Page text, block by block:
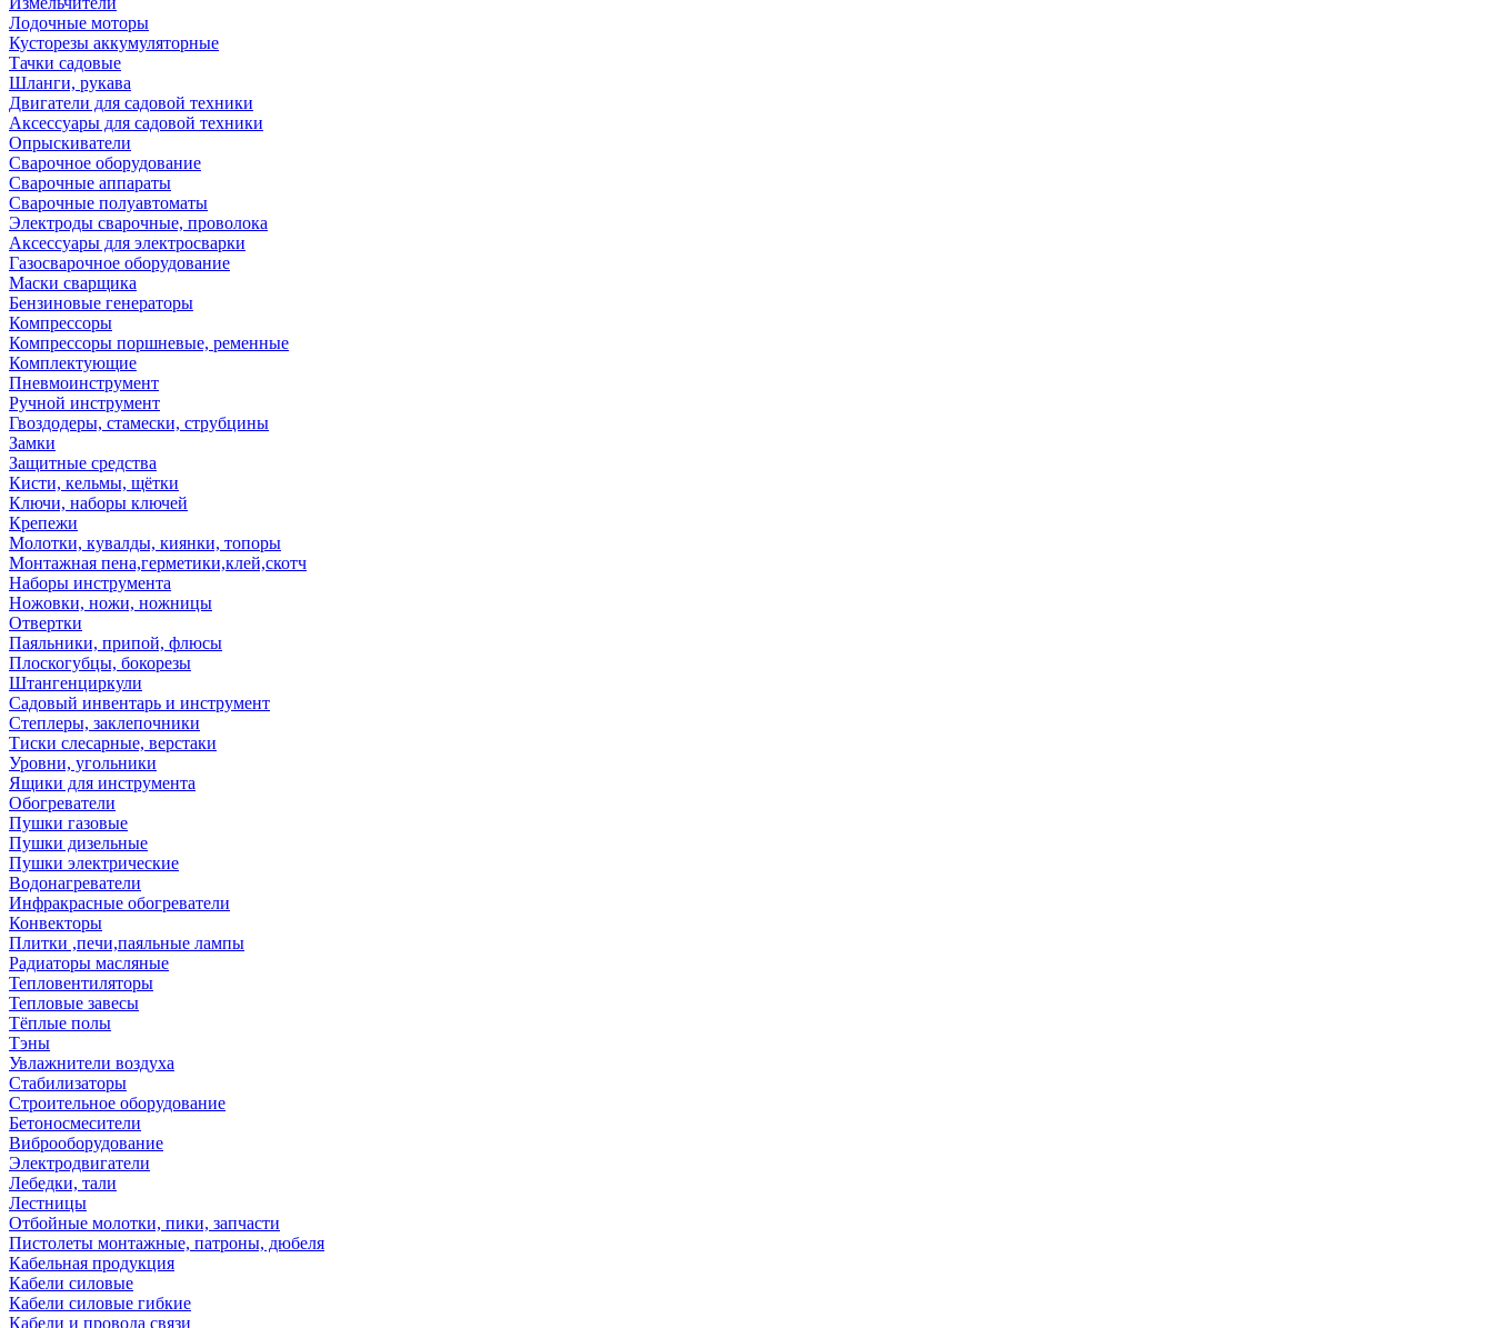
Лодочные моторы
Кусторезы аккумуляторные
Тачки садовые
Шланги, рукава
Двигатели для садовой техники
Аксессуары для садовой техники
Опрыскиватели
Сварочное оборудование
Сварочные аппараты
Сварочные полуавтоматы
Электроды сварочные, проволока
Аксессуары для электросварки
Газосварочное оборудование
Маски сварщика
Бензиновые генераторы
Компрессоры
Компрессоры поршневые, ременные
Комплектующие
Пневмоинструмент
Ручной инструмент
Гвоздодеры, стамески, струбцины
Замки
Защитные средства
Кисти, кельмы, щётки
Ключи, наборы ключей
Крепежи
Молотки, кувалды, киянки, топоры
Монтажная пена,герметики,клей,скотч
Наборы инструмента
Ножовки, ножи, ножницы
Отвертки
Паяльники, припой, флюсы
Плоскогубцы, бокорезы
Штангенциркули
Садовый инвентарь и инструмент
Степлеры, заклепочники
Тиски слесарные, верстаки
Уровни, угольники
Ящики для инструмента
Обогреватели
Пушки газовые
Пушки дизельные
Пушки электрические
Водонагреватели
Инфракрасные обогреватели
Конвекторы
Плитки ,печи,паяльные лампы
Радиаторы масляные
Тепловентиляторы
Тепловые завесы
Тёплые полы
Тэны
Увлажнители воздуха
Стабилизаторы
Строительное оборудование
Бетоносмесители
Виброоборудование
Электродвигатели
Лебедки, тали
Лестницы
Отбойные молотки, пики, запчасти
Пистолеты монтажные, патроны, дюбеля
Кабельная продукция
Кабели силовые
Кабели силовые гибкие
Кабели и провода связи